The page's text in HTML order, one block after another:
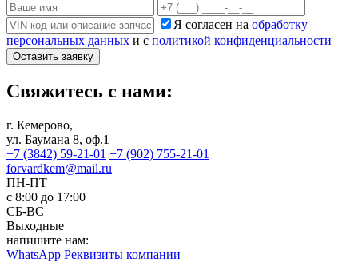
Я согласен на обработку
персональных данных и с политикой конфиденциальности
Оставить заявку
Свяжитесь с нами:
г. Кемерово,
ул. Баумана 8, оф.1
+7 (3842) 59-21-01 +7 (902) 755-21-01
forvardkem@mail.ru
ПН-ПТ
с 8:00 до 17:00
СБ-ВС
Выходные
напишите нам:
WhatsApp Реквизиты компании